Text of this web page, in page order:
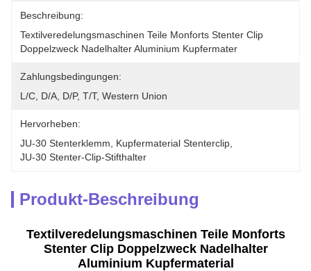
Beschreibung:
Textilveredelungsmaschinen Teile Monforts Stenter Clip
Doppelzweck Nadelhalter Aluminium Kupfermater
Zahlungsbedingungen:
L/C, D/A, D/P, T/T, Western Union
Hervorheben:
JU-30 Stenterklemm
Kupfermaterial Stenterclip
JU-30 Stenter-Clip-Stifthalter
Produkt-Beschreibung
Textilveredelungsmaschinen Teile Monforts
Stenter Clip Doppelzweck Nadelhalter
Aluminium Kupfermaterial